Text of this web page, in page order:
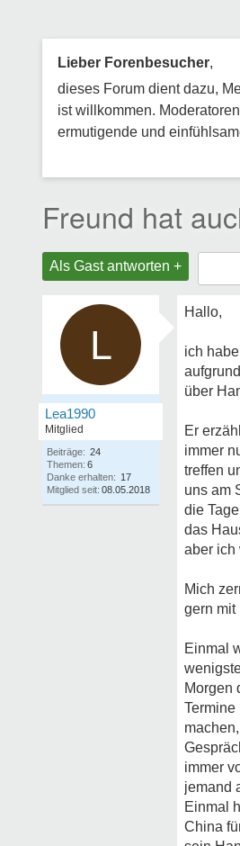
Lieber Forenbesucher,
dieses Forum dient dazu,
ist willkommen.
ermutigende und
Freund hat
Als Gast antworten +
L
Lea1990
Mitglied
Beiträge: 24
Themen: 6
Danke erhalten: 17
Mitglied seit: 08.05.2018
Hallo,
ich
über
Er
immer
treffen
uns am
die
das
aber ich
Mich
gern mit
Einmal
Morgen
Termine
immer
jemand
Einmal
China